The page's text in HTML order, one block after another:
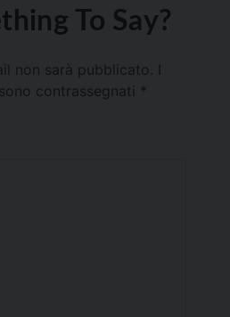
To Say?
non sarà pubblicato.
contrassegnati *